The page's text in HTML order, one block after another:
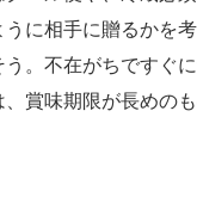
うに相手に贈るかを
。不在がちですぐ
、賞味期限が長めの